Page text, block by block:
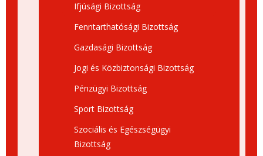
Ifjúsági Bizottság
Fenntarthatósági Bizottság
Gazdasági Bizottság
Jogi és Közbiztonsági Bizottság
Pénzügyi Bizottság
Sport Bizottság
Szociális és Egészségügyi
Bizottság